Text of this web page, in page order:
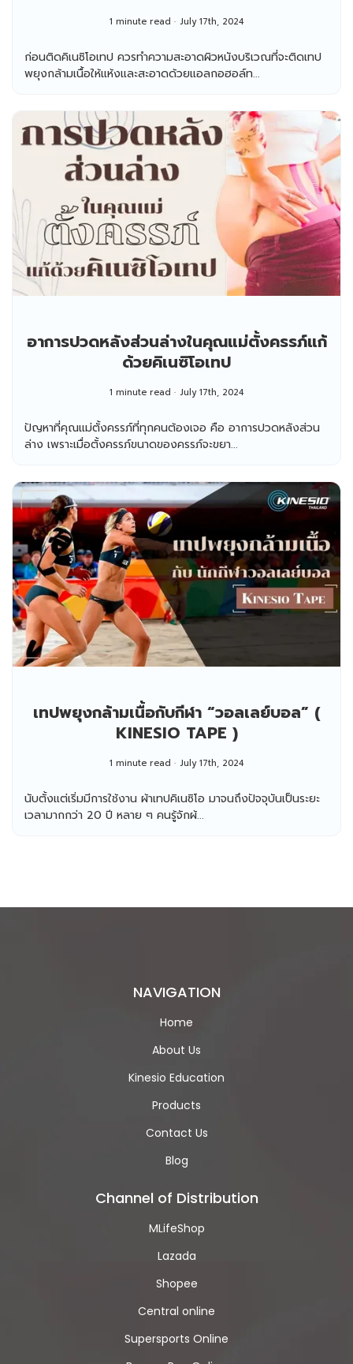
1 minute read July 17th, 2024
ก่อนติดคิเนซิโอเทป ควรทำความสะอาดผิวหนังบริเวณที่จะติดเทป
พยุงกล้ามเนื้อให้แห้งและสะอาดด้วยแอลกอฮอล์ท...
อาการปวดหลังส่วนล่างในคุณแม่ตั้งครรภ์แก้
ด้วยคิเนซิโอเทป
1 minute read July 17th, 2024
ปัญหาที่คุณแม่ตั้งครรภ์ที่ทุกคนต้องเจอ คือ อาการปวดหลังส่วน
ล่าง เพราะเมื่อตั้งครรภ์ขนาดของครรภ์จะขยา...
เทปพยุงกล้ามเนื้อกับกีฬา “วอลเลย์บอล” (
KINESIO TAPE )
1 minute read July 17th, 2024
นับตั้งแต่เริ่มมีการใช้งาน ผ้าเทปคิเนซิโอ มาจนถึงปัจจุบันเป็นระยะ
เวลามากกว่า 20 ปี หลาย ๆ คนรู้จักผ้...
NAVIGATION
Home
About Us
Kinesio Education
Products
Contact Us
Blog
Channel of Distribution
MLifeShop
Lazada
Shopee
Central online
Supersports Online